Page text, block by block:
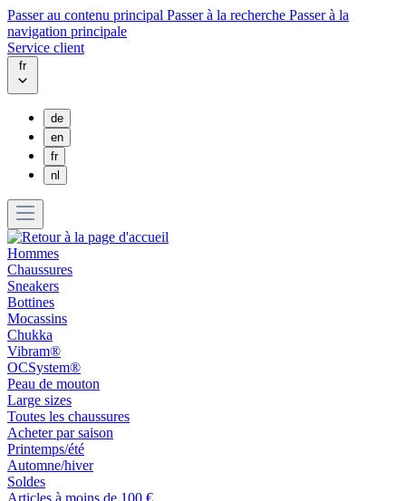
Passer au contenu principal Passer à la recherche Passer à la
navigation principale
Service client
fr
de
en
fr
nl
Hommes
Chaussures
Sneakers
Bottines
Mocassins
Chukka
Vibram®
OCSystem®
Peau de mouton
Large sizes
Toutes les chaussures
Acheter par saison
Printemps/été
Automne/hiver
Soldes
Articles à moins de 100 €